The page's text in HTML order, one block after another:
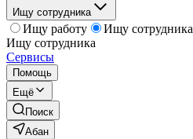
Ищу сотрудника
Ищу работу
Ищу сотрудника
Ищу сотрудника
Сервисы
Помощь
Ещё
Поиск
Абан